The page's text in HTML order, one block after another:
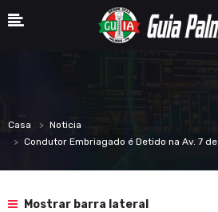
Casa
Noticia
Condutor Embriagado é Detido na Av. 7
Mostrar barra lateral